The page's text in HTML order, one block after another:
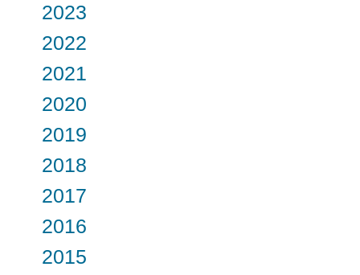
2023
2022
2021
2020
2019
2018
2017
2016
2015